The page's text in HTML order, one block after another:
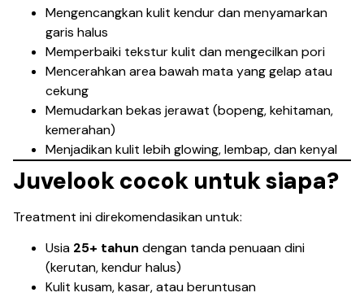
Mengencangkan kulit kendur dan menyamarkan
garis halus
Memperbaiki tekstur kulit dan mengecilkan pori
Mencerahkan area bawah mata yang gelap atau
cekung
Memudarkan bekas jerawat (bopeng, kehitaman,
kemerahan)
Menjadikan kulit lebih glowing, lembap, dan kenyal
Juvelook cocok untuk siapa?
Treatment ini direkomendasikan untuk:
Usia 25+ tahun dengan tanda penuaan dini
(kerutan, kendur halus)
Kulit kusam, kasar, atau beruntusan